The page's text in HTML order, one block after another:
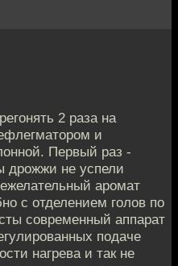
2 раза на
и
Первый раз -
дрожжи не успели
аромат
с отделением голов по
современный аппарат
подаче
нагрева и так не